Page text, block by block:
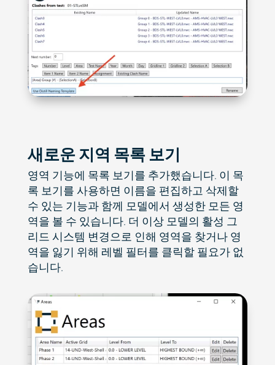
새로운 지역 목록 보기
영역 기능에 목록 보기를 추가했습니다. 이 목
록 보기를 사용하면 이름을 편집하고 삭제할
수 있는 기능과 함께 모델에서 생성한 모든 영
역을 볼 수 있습니다. 더 이상 모델의 활성 그
리드 시스템 변경으로 인해 영역을 찾거나 영
역을 잃기 위해 레벨 필터를 클릭할 필요가 없
습니다.